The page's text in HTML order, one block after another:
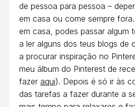
de pessoa para pessoa –
em casa ou come sempre
em casa, podes passar algum
a ler alguns dos teus blogs de
a procurar inspiração no
meu álbum do Pinterest de
fazer aqui). Depois é só ir às
das tarefas a fazer durante a